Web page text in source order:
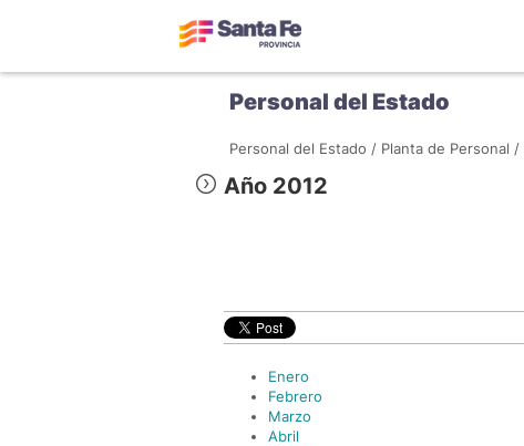
Personal del Estado
Personal del Estado / Planta de Personal /
Año 2012
Enero
Febrero
Marzo
Abril